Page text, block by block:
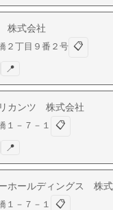
株式会社
２丁目９番２号 📋
📍
カンツ 株式会社
１－７－１
📋
📍
ホールディングス 株
１－７－１
📋